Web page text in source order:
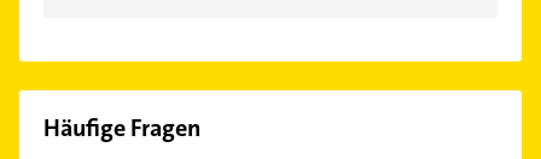
Häufige Fragen